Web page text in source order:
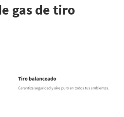
gas de tiro